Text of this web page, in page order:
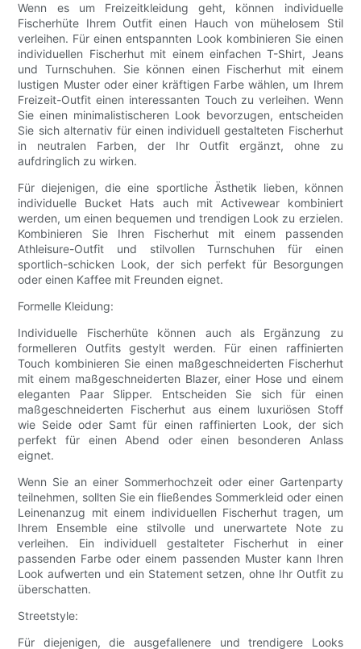
Wenn es um Freizeitkleidung geht, können individuelle
Fischerhüte Ihrem Outfit einen Hauch von mühelosem Stil
verleihen. Für einen entspannten Look kombinieren Sie einen
individuellen Fischerhut mit einem einfachen T-Shirt, Jeans
und Turnschuhen. Sie können einen Fischerhut mit einem
lustigen Muster oder einer kräftigen Farbe wählen, um Ihrem
Freizeit-Outfit einen interessanten Touch zu verleihen. Wenn
Sie einen minimalistischeren Look bevorzugen, entscheiden
Sie sich alternativ für einen individuell gestalteten Fischerhut
in neutralen Farben, der Ihr Outfit ergänzt, ohne zu
aufdringlich zu wirken.
Für diejenigen, die eine sportliche Ästhetik lieben, können
individuelle Bucket Hats auch mit Activewear kombiniert
werden, um einen bequemen und trendigen Look zu erzielen.
Kombinieren Sie Ihren Fischerhut mit einem passenden
Athleisure-Outfit und stilvollen Turnschuhen für einen
sportlich-schicken Look, der sich perfekt für Besorgungen
oder einen Kaffee mit Freunden eignet.
Formelle Kleidung:
Individuelle Fischerhüte können auch als Ergänzung zu
formelleren Outfits gestylt werden. Für einen raffinierten
Touch kombinieren Sie einen maßgeschneiderten Fischerhut
mit einem maßgeschneiderten Blazer, einer Hose und einem
eleganten Paar Slipper. Entscheiden Sie sich für einen
maßgeschneiderten Fischerhut aus einem luxuriösen Stoff
wie Seide oder Samt für einen raffinierten Look, der sich
perfekt für einen Abend oder einen besonderen Anlass
eignet.
Wenn Sie an einer Sommerhochzeit oder einer Gartenparty
teilnehmen, sollten Sie ein fließendes Sommerkleid oder einen
Leinenanzug mit einem individuellen Fischerhut tragen, um
Ihrem Ensemble eine stilvolle und unerwartete Note zu
verleihen. Ein individuell gestalteter Fischerhut in einer
passenden Farbe oder einem passenden Muster kann Ihren
Look aufwerten und ein Statement setzen, ohne Ihr Outfit zu
überschatten.
Streetstyle:
Für diejenigen, die ausgefallenere und trendigere Looks